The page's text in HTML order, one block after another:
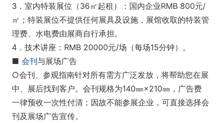
3．室内特装展位（36㎡起租）：国内企业RMB 800元/
㎡；特装展位不提供任何展具及设施，展馆收取的特装管
理费、水电费由展商自行承担。
4．技术讲座：RMB 20000元/场（每场15分钟）。
■ 会刊与展场广告
○会刊、参观指南针对所有需方广泛发放，将帮助您在展
中、展后找到客户。会刊规格为140㎜×210㎜，广告费
一律预收一次性付清；因故不能参展企业，可直接选择会
刊及展场广告宣传。